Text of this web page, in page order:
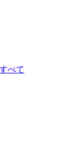
べて